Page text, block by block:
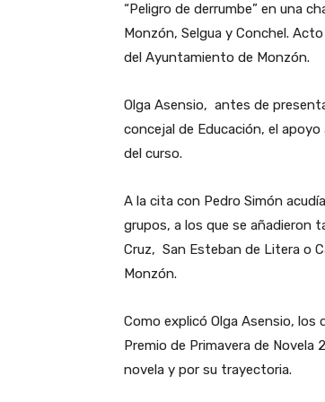
“Peligro de derrumbe” en una
Monzón, Selgua y Conchel.
del Ayuntamiento de Monzón.
Olga Asensio, antes de
concejal de Educación, el
del curso.
A la cita con Pedro Simón
grupos, a los que se añadieron
Cruz, San Esteban de Litera o
Monzón.
Como explicó Olga Asensio, los
Premio de Primavera de
novela y por su trayectoria.